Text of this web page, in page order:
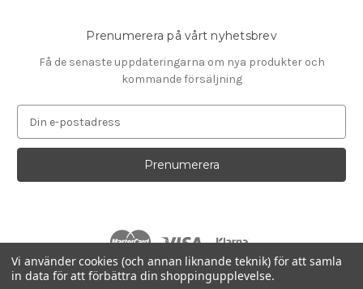
Prenumerera på vårt nyhetsbrev
Få de senaste uppdateringarna om nya produkter och
kommande försäljning
p
s
e
s
Vi använder cookies (och annan liknande teknik) för att samla
in data för att förbättra din shoppingupplevelse.